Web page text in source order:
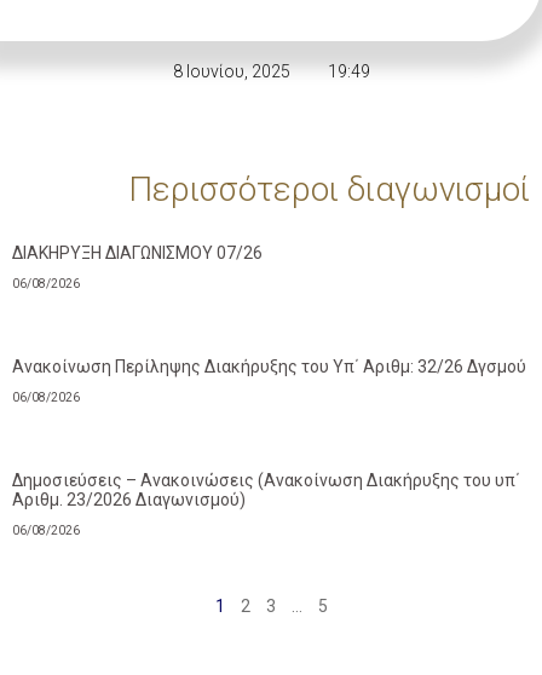
8 Ιουνίου, 2025 19:49
Περισσότεροι διαγωνισμοί
ΔΙΑΚΗΡΥΞΗ ΔΙΑΓΩΝΙΣΜΟΥ 07/26
06/08/2026
Ανακοίνωση Περίληψης Διακήρυξης του Υπ΄ Αριθμ: 32/26 Δγσμού
06/08/2026
Δημοσιεύσεις – Ανακοινώσεις (Ανακοίνωση Διακήρυξης του υπ΄
Αριθμ. 23/2026 Διαγωνισμού)
06/08/2026
1 2 3 5